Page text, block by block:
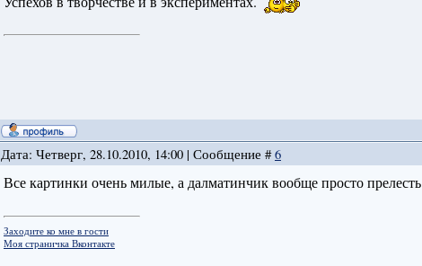
Дата: Четверг, 28.10.2010, 14:00 | Сообщение #6
Все картинки очень милые, а далматинчик вообще просто прелесть
Заходите ко мне в гости
Моя страничка Вконтакте